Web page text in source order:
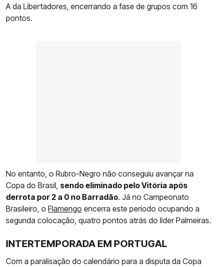
A da Libertadores, encerrando a fase de grupos com 16
pontos.
No entanto, o Rubro-Negro não conseguiu avançar na
Copa do Brasil, sendo eliminado pelo Vitória após
derrota por 2 a 0 no Barradão. Já no Campeonato
Brasileiro, o Flamengo encerra este período ocupando a
segunda colocação, quatro pontos atrás do líder Palmeiras.
INTERTEMPORADA EM PORTUGAL
Com a paralisação do calendário para a disputa da Copa